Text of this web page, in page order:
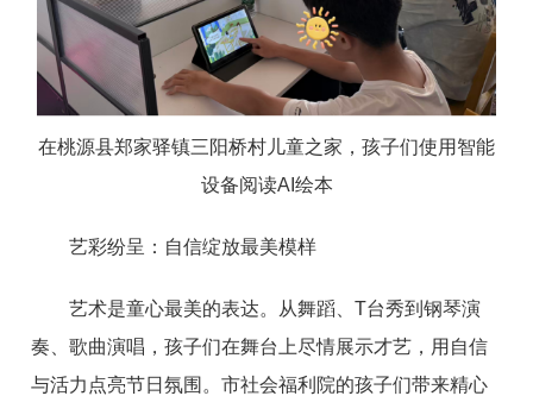
在桃源县郑家驿镇三阳桥村儿童之家，孩子们使用智能
设备阅读AI绘本
艺彩纷呈：自信绽放最美模样
艺术是童心最美的表达。从舞蹈、T台秀到钢琴演
奏、歌曲演唱，孩子们在舞台上尽情展示才艺，用自信
与活力点亮节日氛围。市社会福利院的孩子们带来精心